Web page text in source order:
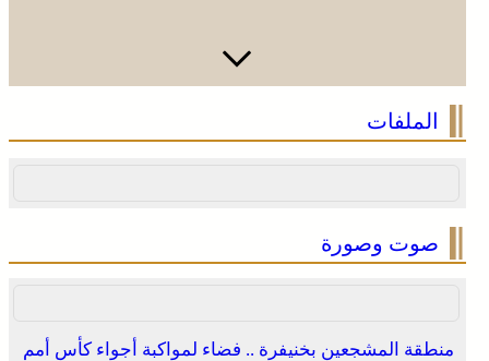
الملفات
صوت وصورة
منطقة المشجعين بخنيفرة .. فضاء لمواكبة أجواء كأس أمم